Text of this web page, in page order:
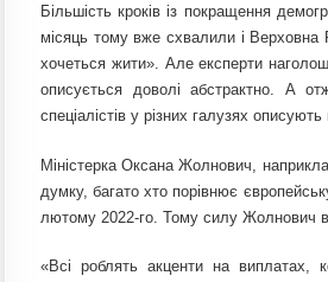
Більшість кроків із покращення
місяць тому вже схвалили і
хочеться жити». Але експерти
описується доволі абстрактно. А
спеціалістів у різних галузях
Міністерка Оксана Жолнович,
думку, багато хто порівнює
лютому 2022-го. Тому силу Жолнович
«Всі роблять акценти на виплатах,